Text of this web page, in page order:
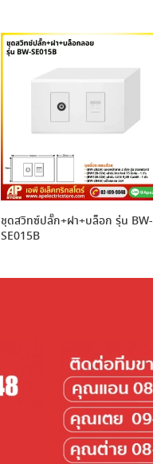
ชุดสวิทซ์ปลั๊ก+ฝา+บล็อก รุ่น BW-
SE015B